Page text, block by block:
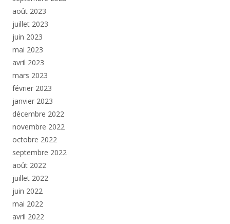
août 2023
juillet 2023
juin 2023
mai 2023
avril 2023
mars 2023
février 2023
janvier 2023
décembre 2022
novembre 2022
octobre 2022
septembre 2022
août 2022
juillet 2022
juin 2022
mai 2022
avril 2022